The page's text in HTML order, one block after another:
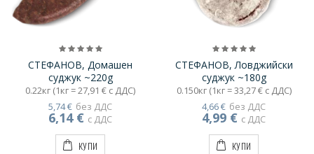
СТЕФАНОВ, Домашен
суджук ~220g
0.22кг (1кг = 27,91 € с ДДС)
без ДДС
5,74 €
с ДДС
6,14 €
КУПИ
СТЕФАНОВ, Ловджийски
суджук ~180g
0.150кг (1кг = 33,27 € с ДДС)
без ДДС
4,66 €
с ДДС
4,99 €
КУПИ